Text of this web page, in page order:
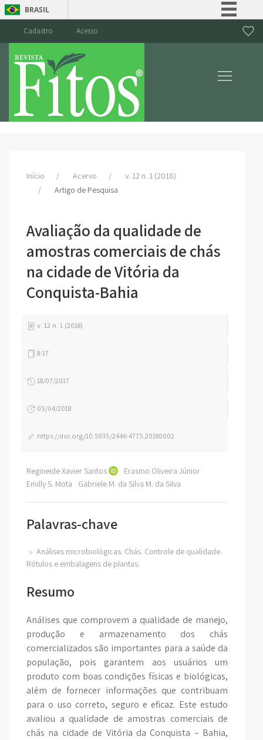
BRASIL
Canais
Cadastro Acesso
Início Acervo
v. 12 n. 1 (2018)
Artigo de Pesquisa
Avaliação da qualidade de
amostras comerciais de chás
na cidade de Vitória da
Conquista-Bahia
v. 12 n. 1 (2018)
8-17
18/07/2017
05/04/2018
https://doi.org/10.5935/2446-4775.20180002
Regineide Xavier Santos
Erasmo Oliveira Júnior
Emilly S. Mota
Gabriele M. da Silva M. da Silva
Palavras-chave
Análises microbiológicas. Chás. Controle de qualidade.
Rótulos e embalagens de plantas.
Resumo
Análises que comprovem a qualidade de manejo,
produção e armazenamento dos chás
comercializados são importantes para a saúde da
população, pois garantem aos usuários um
produto com boas condições físicas e biológicas,
além de fornecer informações que contribuam
para o uso correto, seguro e eficaz. Este estudo
avaliou a qualidade de amostras comerciais de
chás na cidade de Vitória da Conquista – Bahia,